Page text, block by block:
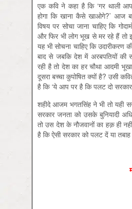
एक कवि ने कहा है कि ‘गर थाली
होगा कि खाना कैसे खाओगे?’ आज
विषय पर सोचा जाना चाहिए कि
और फिर भी लोग भूख से मर रहे हैं तो
यह भी सोचना चाहिए कि उदारीकरण
बाद से जबकि देश में अरबपतियों की
रही है तो देश का हर चौथा आदमी
दूसरा बच्चा कुपोषित क्यों है? उसी
है कि ‘ये आप पर है कि पलट दो सरकार
शहीदे आजम भगतसिंह ने भी तो यही
सरकार जनता को उसके बुनियादी
तो उस देश के नौजवानों का हक़ ही
है कि ऐसी सरकार को पलट दें या